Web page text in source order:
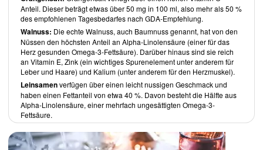
Anteil. Dieser beträgt etwas über 50 mg in 100 ml, also mehr als 50 %
des empfohlenen Tagesbedarfes nach GDA-Empfehlung.
Walnuss: Die echte Walnuss, auch Baumnuss genannt, hat von den
Nüssen den höchsten Anteil an Alpha-Linolensäure (einer für das
Herz gesunden Omega-3-Fettsäure). Darüber hinaus sind sie reich
an Vitamin E, Zink (ein wichtiges Spurenelement unter anderem für
Leber und Haare) und Kalium (unter anderem für den Herzmuskel).
Leinsamenverfügen über einen leicht nussigen Geschmack und
haben einen Fettanteil von etwa 40 %. Davon besteht die Hälfte aus
Alpha-Linolensäure, einer mehrfach ungesättigten Omega-3-
Fettsäure.